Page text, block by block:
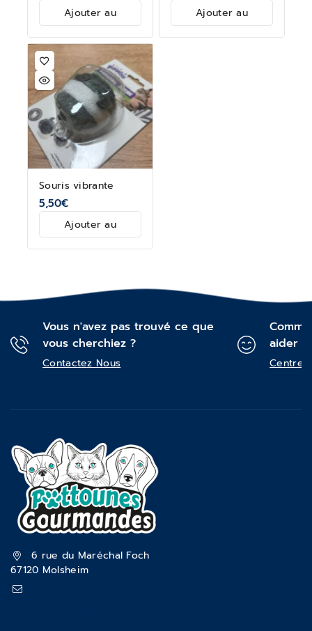
Ajouter au
panier
Ajouter au
panier
Souris vibrante
5,50€
Ajouter au
panier
Vous n'avez pas trouvé ce que
vous cherchiez ?
Contactez Nous
aider ?
Centre
6 rue du Maréchal Foch
67120 Molsheim